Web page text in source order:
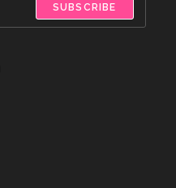
SUBSCRIBE